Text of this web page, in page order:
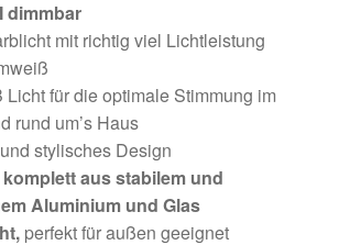
dimmbar
mit richtig viel Lichtleistung
Licht für die optimale Stimmung im
rund um’s Haus
stylisches Design
aus stabilem und
Aluminium und Glas
perfekt für außen geeignet